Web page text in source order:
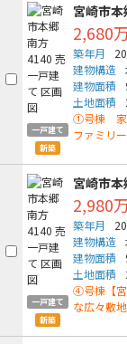
一戸建て
新築
宮崎市
2,680
築年月
建物構造
建物面積
土地面積
①号棟 家
ファミリ
一戸建て
新築
宮崎市
2,980
築年月
建物構造
建物面積
土地面積
④号棟【宮
な広々敷